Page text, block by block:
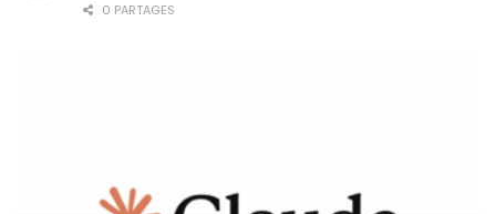
0 PARTAGES